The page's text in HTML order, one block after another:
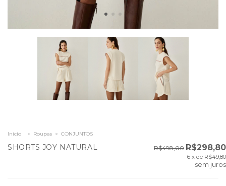
Início > Roupas > CONJUNTOS
SHORTS JOY NATURAL R$498,00 R$298,80
6 x de R$49,80
sem juros